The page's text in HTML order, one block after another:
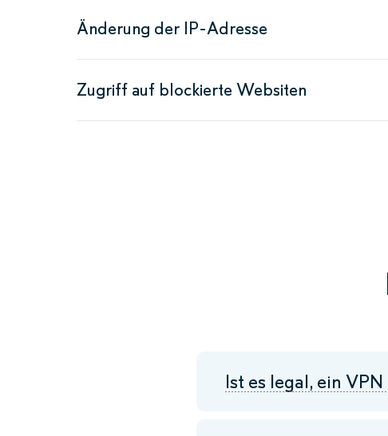
Änderung der IP-Adresse
Zugriff auf blockierte Websiten
Ist es legal, ein